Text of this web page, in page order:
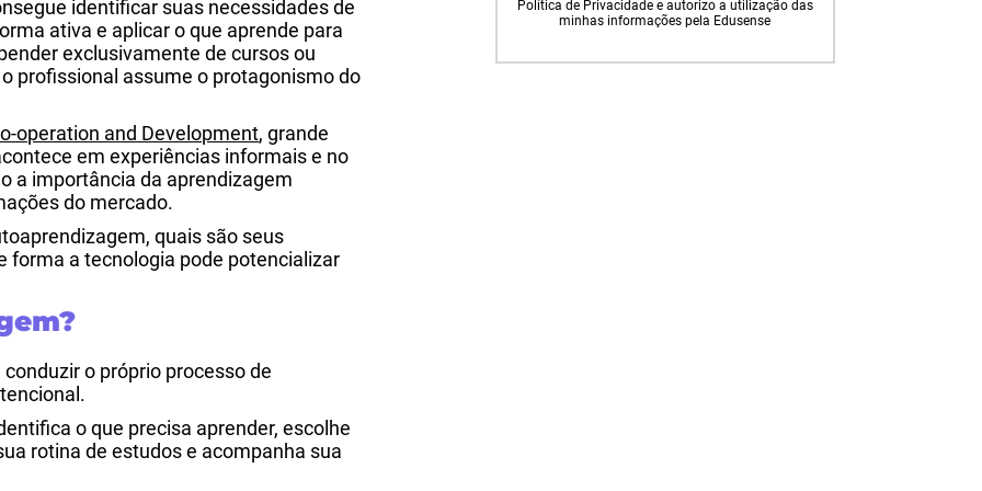
identificar suas necessidades de
ativa e aplicar o que aprende para
exclusivamente de cursos ou
profissional assume o protagonismo do
operation and Development, grande
em experiências informais e no
a importância da aprendizagem
do mercado.
quais são seus
forma a tecnologia pode potencializar
o próprio processo de
o que precisa aprender, escolhe
rotina de estudos e acompanha sua
Política de Privacidade e autorizo a utilização das
minhas informações pela Edusense